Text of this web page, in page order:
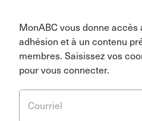
MonABC vous donne accès
adhésion et à un contenu
membres. Saisissez vos
pour vous connecter.
Courriel